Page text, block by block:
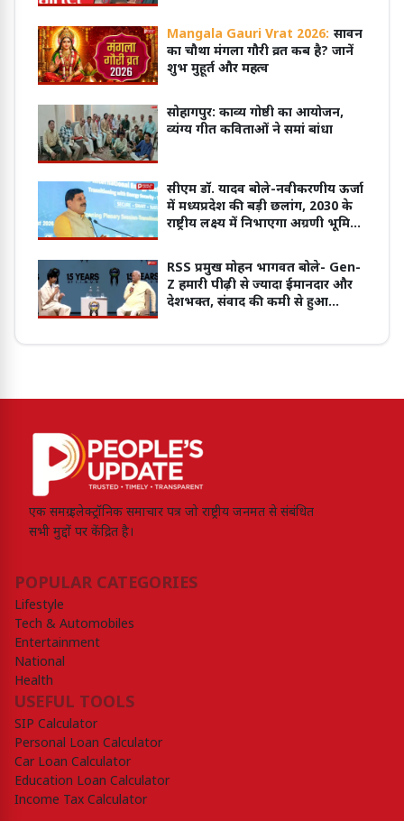
Mangala Gauri Vrat 2026: सावन
का चौथा मंगला गौरी व्रत कब है? जानें
शुभ मुहूर्त और महत्व
सोहागपुर: काव्य गोष्ठी का आयोजन,
व्यंग्य गीत कविताओं ने समां बांधा
सीएम डॉ. यादव बोले-नवीकरणीय ऊर्जा
में मध्यप्रदेश की बड़ी छलांग, 2030 के
राष्ट्रीय लक्ष्य में निभाएगा अग्रणी भूमिका
RSS प्रमुख मोहन भागवत बोले- Gen-
Z हमारी पीढ़ी से ज्यादा ईमानदार और
देशभक्त, संवाद की कमी से हुआ
एक समग्र इलेक्ट्रॉनिक समाचार पत्र जो राष्ट्रीय जनमत से संबंधित
सभी मुद्दों पर केंद्रित है।
POPULAR CATEGORIES
Lifestyle
Tech & Automobiles
Entertainment
National
Health
USEFUL TOOLS
SIP Calculator
Personal Loan Calculator
Car Loan Calculator
Education Loan Calculator
Income Tax Calculator